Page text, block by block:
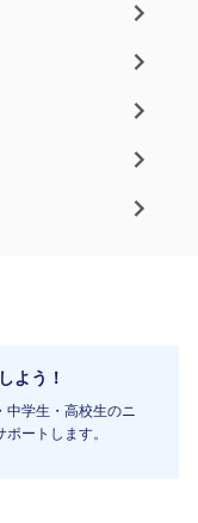
よう！
中学生・高校生のニ
ートします。